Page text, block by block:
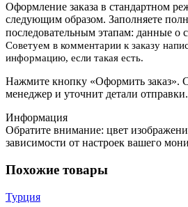
Оформление заказа в стандартном
следующим образом. Заполняете
последовательным этапам: данные о
Советуем в комментарии к заказу
информацию, если такая есть.
Нажмите кнопку «Оформить заказ».
менеджер и уточнит детали отправки.
Информация
Обратите внимание: цвет
зависимости от настроек вашего
Похожие товары
Турция